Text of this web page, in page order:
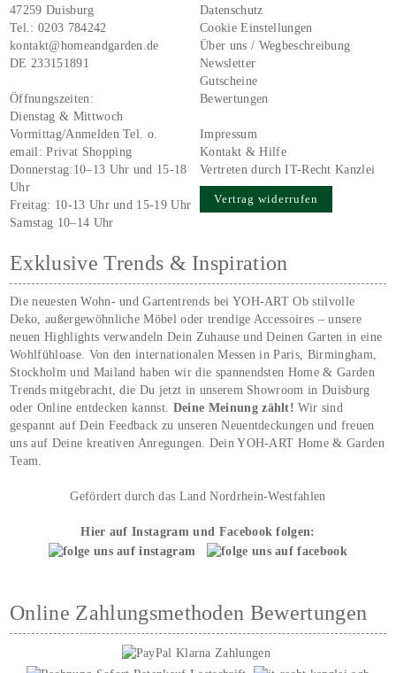
47259 Duisburg
Tel.:0203 784242
kontakt@homeandgarden.de
DE 233151891
Öffnungszeiten:
Dienstag & Mittwoch
Vormittag/Anmelden Tel. o.
email:Privat Shopping
Donnerstag:10–13 Uhr und 15-18
Uhr
Freitag: 10-13 Uhr und 15-19 Uhr
Samstag 10–14 Uhr
Datenschutz
Cookie Einstellungen
Über uns / Wegbeschreibung
Newsletter
Gutscheine
Bewertungen
Impressum
Kontakt & Hilfe
Vertreten durch IT-Recht Kanzlei
Vertrag widerrufen
Exklusive Trends & Inspiration
Die neuesten Wohn- und Gartentrends bei YOH‑ART Ob stilvolle
Deko, außergewöhnliche Möbel oder trendige Accessoires – unsere
neuen Highlights verwandeln Dein Zuhause und Deinen Garten in eine
Wohlfühloase. Von den internationalen Messen in Paris, Birmingham,
Stockholm und Mailand haben wir die spannendsten Home & Garden
Trends mitgebracht, die Du jetzt in unserem Showroom in Duisburg
oder Online entdecken kannst. Deine Meinung zählt!Wir sind
gespannt auf Dein Feedback zu unseren Neuentdeckungen und freuen
uns auf Deine kreativen Anregungen. Dein YOH‑ART Home & Garden
Team.
Gefördert durch das Land Nordrhein-Westfahlen
Hier auf Instagram und Facebook folgen:
Online Zahlungsmethoden Bewertungen